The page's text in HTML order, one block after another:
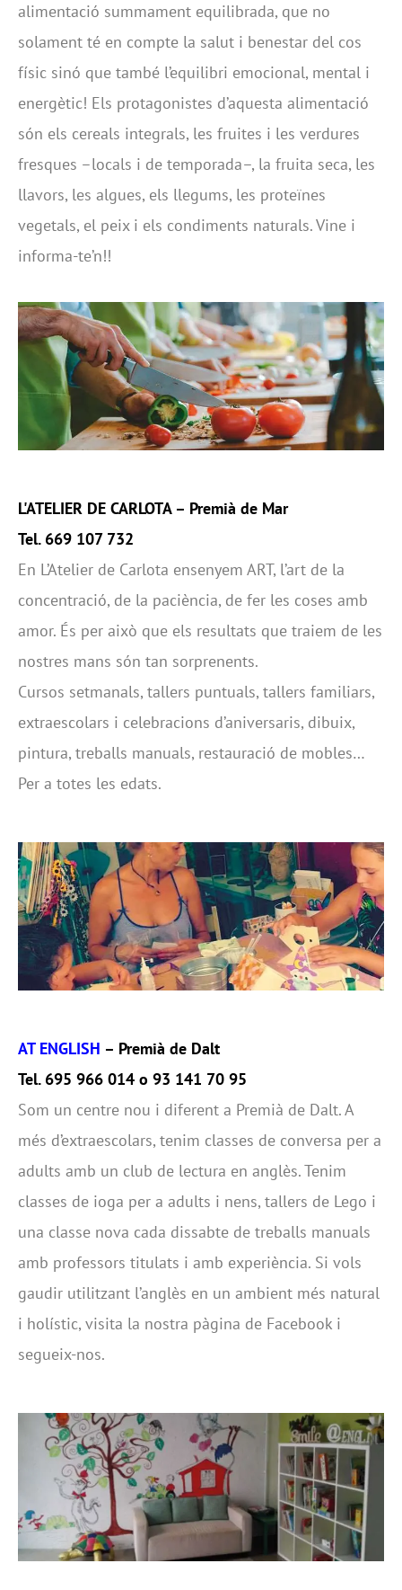
alimentació summament equilibrada, que no
solament té en compte la salut i benestar del cos
físic sinó que també l’equilibri emocional, mental i
energètic! Els protagonistes d’aquesta alimentació
són els cereals integrals, les fruites i les verdures
fresques –locals i de temporada–, la fruita seca, les
llavors, les algues, els llegums, les proteïnes
vegetals, el peix i els condiments naturals. Vine i
informa-te’n!!
L'ATELIER DE CARLOTA – Premià de Mar
Tel. 669 107 732
En L’Atelier de Carlota ensenyem ART, l’art de la
concentració, de la paciència, de fer les coses amb
amor. És per això que els resultats que traiem de les
nostres mans són tan sorprenents.
Cursos setmanals, tallers puntuals, tallers familiars,
extraescolars i celebracions d’aniversaris, dibuix,
pintura, treballs manuals, restauració de mobles…
Per a totes les edats.
AT ENGLISH – Premià de Dalt
Tel. 695 966 014 o 93 141 70 95
Som un centre nou i diferent a Premià de Dalt. A
més d’extraescolars, tenim classes de conversa per a
adults amb un club de lectura en anglès. Tenim
classes de ioga per a adults i nens, tallers de Lego i
una classe nova cada dissabte de treballs manuals
amb professors titulats i amb experiència. Si vols
gaudir utilitzant l’anglès en un ambient més natural
i holístic, visita la nostra pàgina de Facebook i
segueix-nos.